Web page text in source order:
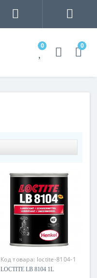
0 0
Код товара: loctite-8104-1
LOCTITE LB 8104 1L